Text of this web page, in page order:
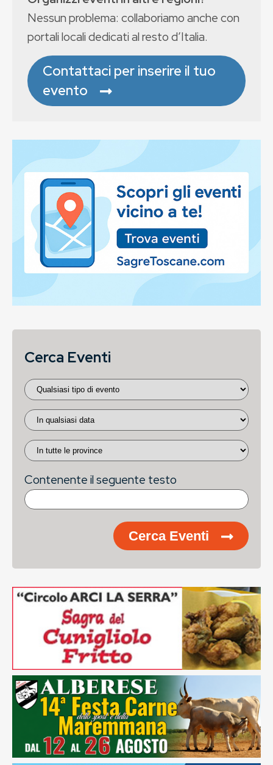
Nessun problema: collaboriamo anche con
portali locali dedicati al resto d’Italia.
Contattaci per inserire il tuo
evento
Cerca Eventi
Contenente il seguente testo
Cerca Eventi